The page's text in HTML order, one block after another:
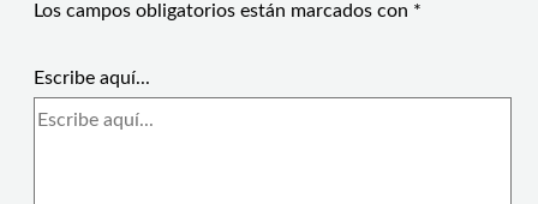
Los campos obligatorios están marcados con *
Escribe aquí...